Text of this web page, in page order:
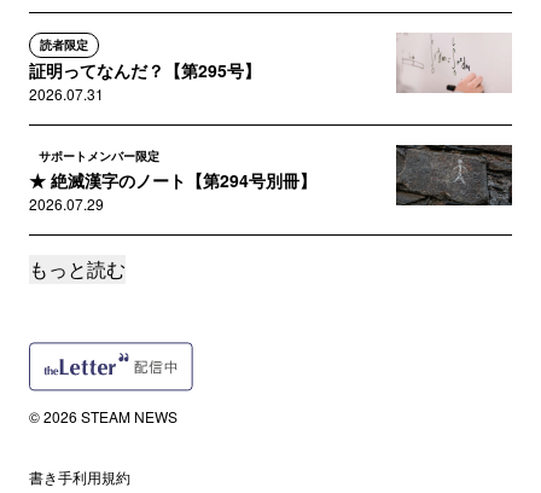
読者限定
証明ってなんだ？【第295号】
2026.07.31
サポートメンバー限定
★ 絶滅漢字のノート【第294号別冊】
2026.07.29
読者限定
サポートメンバー限定
2026.07.22
読者限定
もっと読む
© 2026 STEAM NEWS
書き手利用規約